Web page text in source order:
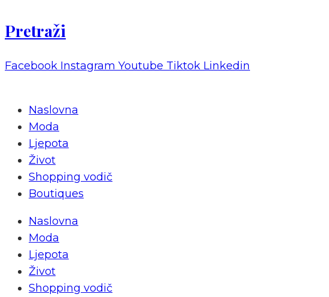
Pretraži
Facebook Instagram Youtube Tiktok Linkedin
Naslovna
Moda
Ljepota
Život
Shopping vodič
Boutiques
Naslovna
Moda
Ljepota
Život
Shopping vodič